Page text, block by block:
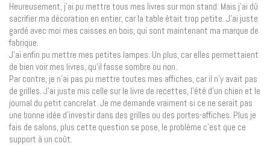
Heureusement, j’ai pu mettre tous mes livres sur mon stand. Mais j’ai dû
sacrifier ma décoration en entier, car la table était trop petite. J’ai juste
gardé avec moi mes caisses en bois, qui sont maintenant ma marque de
fabrique.
J’ai enfin pu mettre mes petites lampes. Un plus, car elles permettaient
de bien voir mes livres, qu’il fasse sombre ou non.
Par contre, je n’ai pas pu mettre toutes mes affiches, car il n’y avait pas
de grilles. J’ai juste mis celle sur le livre de recettes, l’été d’un chien et le
journal du petit cancrelat. Je me demande vraiment si ce ne serait pas
une bonne idée d’investir dans des grilles ou des portes-affiches. Plus je
fais de salons, plus cette question se pose, le problème c’est que ce
support à un coût.